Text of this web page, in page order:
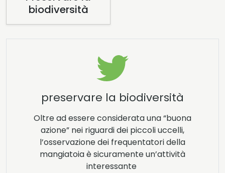
biodiversità
preservare la biodiversità
Oltre ad essere considerata una “buona
azione” nei riguardi dei piccoli uccelli,
l’osservazione dei frequentatori della
mangiatoia è sicuramente un’attività
interessante